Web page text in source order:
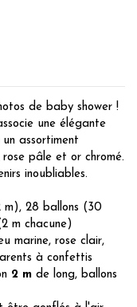
de baby shower !
une élégante
assortiment
rose pâle et or chromé.
inoubliables.
m), 28 ballons (30
m chacune)
marine, rose clair,
à confettis
2 m de long, ballons